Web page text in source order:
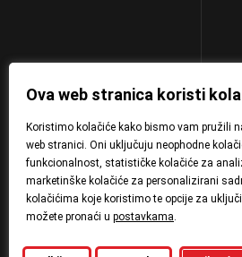
Ova web stranica koristi
Koristimo kolačiće kako bismo vam pružili
web stranici. Oni uključuju neophodne
funkcionalnost, statističke kolačiće za
marketinške kolačiće za personalizirani
kolačićima koje koristimo te opcije za
možete pronaći u postavkama.